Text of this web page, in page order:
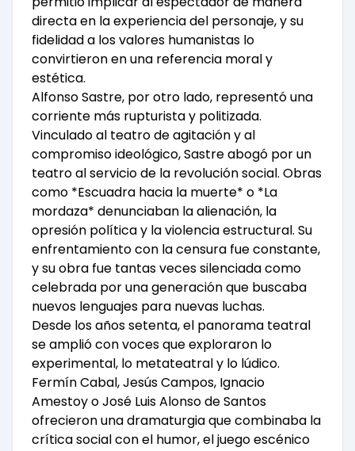
directa en la experiencia del personaje, y su
fidelidad a los valores humanistas lo
convirtieron en una referencia moral y
estética.
Alfonso Sastre, por otro lado, representó una
corriente más rupturista y politizada.
Vinculado al teatro de agitación y al
compromiso ideológico, Sastre abogó por un
teatro al servicio de la revolución social. Obras
como *Escuadra hacia la muerte* o *La
mordaza* denunciaban la alienación, la
opresión política y la violencia estructural. Su
enfrentamiento con la censura fue constante,
y su obra fue tantas veces silenciada como
celebrada por una generación que buscaba
nuevos lenguajes para nuevas luchas.
Desde los años setenta, el panorama teatral
se amplió con voces que exploraron lo
experimental, lo metateatral y lo lúdico.
Fermín Cabal, Jesús Campos, Ignacio
Amestoy o José Luis Alonso de Santos
ofrecieron una dramaturgia que combinaba la
crítica social con el humor, el juego escénico